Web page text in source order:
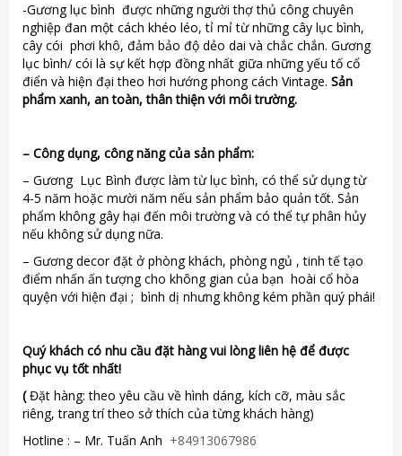
-Gương lục bình được những người thợ thủ công chuyên
nghiệp đan một cách khéo léo, tỉ mỉ từ những cây lục bình,
cây cói phơi khô, đảm bảo độ dẻo dai và chắc chắn. Gương
lục bình/ cói là sự kết hợp đồng nhất giữa những yếu tố cổ
điển và hiện đại theo hơi hướng phong cách Vintage. Sản
phẩm xanh, an toàn, thân thiện với môi trường.
– Công dụng, công năng của sản phẩm:
– Gương Lục Bình được làm từ lục bình, có thể sử dụng từ
4-5 năm hoặc mười năm nếu sản phẩm bảo quản tốt. Sản
phẩm không gây hại đến môi trường và có thể tự phân hủy
nếu không sử dụng nữa.
– Gương decor đặt ở phòng khách, phòng ngủ , tinh tế tạo
điểm nhấn ấn tượng cho không gian của bạn hoài cổ hòa
quyện với hiện đại ; bình dị nhưng không kém phần quý phái!
Quý khách có nhu cầu đặt hàng vui lòng liên hệ để được
phục vụ tốt nhất!
(Đặt hàng: theo yêu cầu về hình dáng, kích cỡ, màu sắc
riêng, trang trí theo sở thích của từng khách hàng)
Hotline : – Mr. Tuấn Anh +84913067986